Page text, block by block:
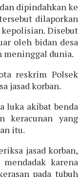
dipindahkan ke
dilaporkan
Disebut
oleh bidan desa
meninggal dunia.
reskrim Polsek
jasad korban.
luka akibat benda
keracunan yang
itu.
jasad korban,
karena
pada tubuh